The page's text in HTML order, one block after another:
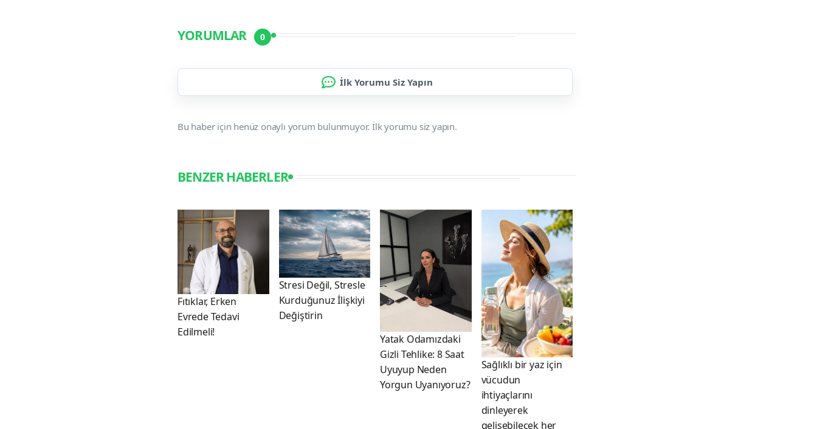
YORUMLAR 0
İlk Yorumu Siz Yapın
Bu haber için henüz onaylı yorum bulunmuyor. İlk yorumu siz yapın.
BENZER HABERLER
Fıtıklar, Erken
Evrede Tedavi
Edilmeli!
Stresi Değil, Stresle
Kurduğunuz İlişkiyi
Değiştirin
Yatak Odamızdaki
Gizli Tehlike: 8 Saat
Uyuyup Neden
Yorgun Uyanıyoruz?
Sağlıklı bir yaz için
vücudun
ihtiyaçlarını
dinleyerek
gelişebilecek her